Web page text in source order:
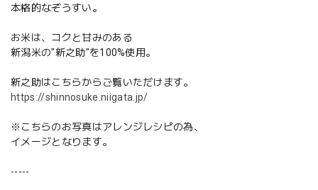
本格的なぞうすい。
お米は、コクと甘みのある
新潟米の"新之助"を100%使用。
新之助はこちらからご覧いただけます。
https://shinnosuke.niigata.jp/
※こちらのお写真はアレンジレシピの為、
イメージとなります。
-----